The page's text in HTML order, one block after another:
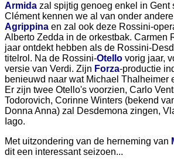
Armida zal spijtig genoeg enkel in Gent
Clément kennen we al van onder andere
Agrippina en zal ook deze Rossini-
Alberto Zedda in de orkestbak. Carmen
jaar ontdekt hebben als de Rossini-
titelrol. Na de Rossini-Otello vorig jaar,
versie van Verdi. Zijn Forza-productie
benieuwd naar wat Michael Thalheimer
Er zijn twee Otello's voorzien, Carlo
Todorovich, Corinne Winters (bekend
Donna Anna) zal Desdemona zingen,
Iago.
Met uitzondering van de herneming van
dit een interessant seizoen...